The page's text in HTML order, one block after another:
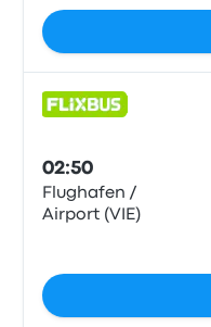
02:50
Flughafen /
Airport (VIE)